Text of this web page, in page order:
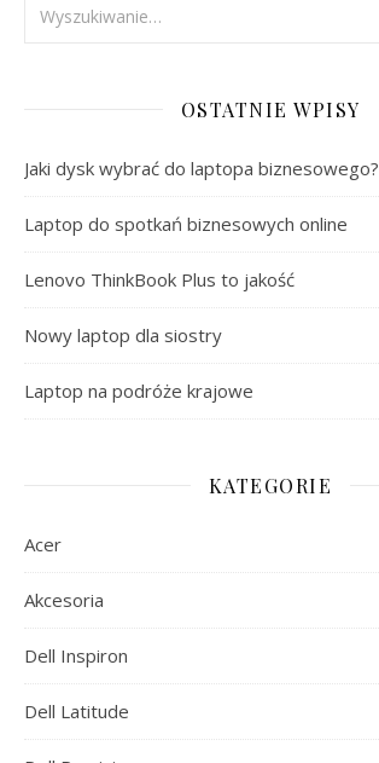
OSTATNIE WPISY
Jaki dysk wybrać do laptopa biznesowego?
Laptop do spotkań biznesowych online
Lenovo ThinkBook Plus to jakość
Nowy laptop dla siostry
Laptop na podróże krajowe
KATEGORIE
Acer
Akcesoria
Dell Inspiron
Dell Latitude